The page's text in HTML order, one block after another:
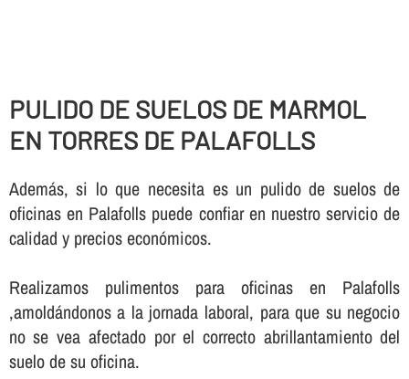
PULIDO DE SUELOS DE MARMOL
EN TORRES DE PALAFOLLS
Además, si lo que necesita es un pulido de suelos de
oficinas en Palafolls puede confiar en nuestro servicio de
calidad y precios económicos.
Realizamos pulimentos para oficinas en Palafolls
,amoldándonos a la jornada laboral, para que su negocio
no se vea afectado por el correcto abrillantamiento del
suelo de su oficina.